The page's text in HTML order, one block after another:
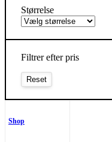
Størrelse
Filtrer efter pris
Shop